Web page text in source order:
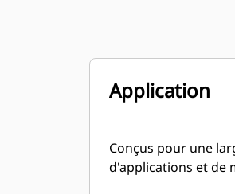
Application
Conçus pour une
d'applications et de